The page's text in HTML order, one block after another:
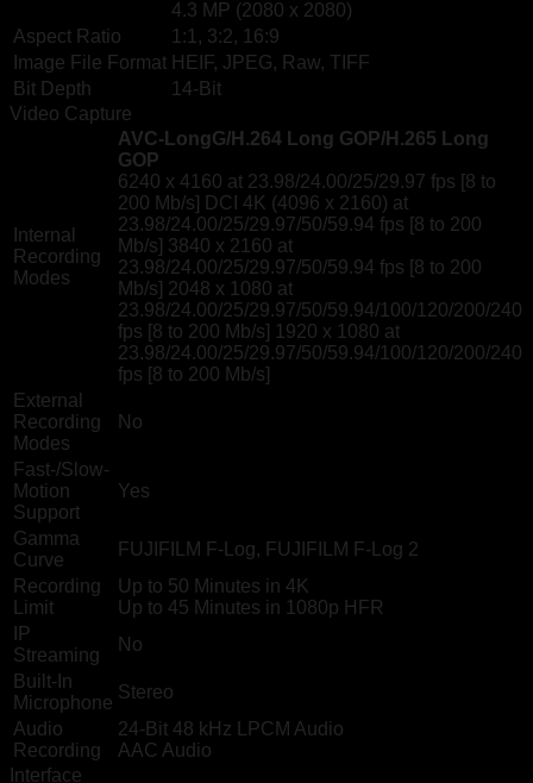
4.3 MP (2080 x 2080)
Aspect Ratio
1:1, 3:2, 16:9
Image File Format HEIF, JPEG, Raw, TIFF
Bit Depth
14-Bit
Video Capture
Internal
Recording
Modes
AVC-LongG/H.264 Long GOP/H.265 Long
GOP
6240 x 4160 at 23.98/24.00/25/29.97 fps [8 to
200 Mb/s] DCI 4K (4096 x 2160) at
23.98/24.00/25/29.97/50/59.94 fps [8 to 200
Mb/s] 3840 x 2160 at
23.98/24.00/25/29.97/50/59.94 fps [8 to 200
Mb/s] 2048 x 1080 at
23.98/24.00/25/29.97/50/59.94/100/120/200/240
fps [8 to 200 Mb/s] 1920 x 1080 at
23.98/24.00/25/29.97/50/59.94/100/120/200/240
fps [8 to 200 Mb/s]
External
Recording
Modes
No
Fast-/Slow-
Motion
Support
Yes
Gamma
Curve
FUJIFILM F-Log, FUJIFILM F-Log 2
Recording
Limit
Up to 50 Minutes in 4K
Up to 45 Minutes in 1080p HFR
IP
Streaming
No
Built-In
Microphone
Stereo
Audio
Recording
24-Bit 48 kHz LPCM Audio
AAC Audio
Interface